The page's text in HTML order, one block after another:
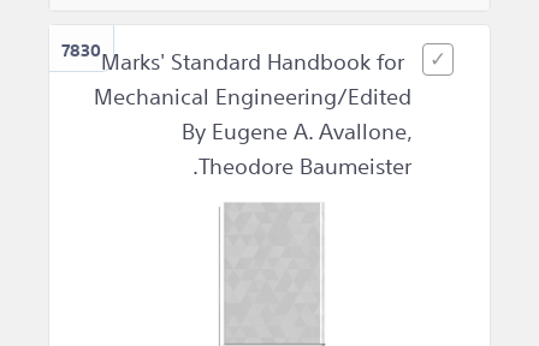
7830Marks' Standard Handbook for
Mechanical Engineering/Edited
By Eugene A. Avallone,
Theodore Baumeister.